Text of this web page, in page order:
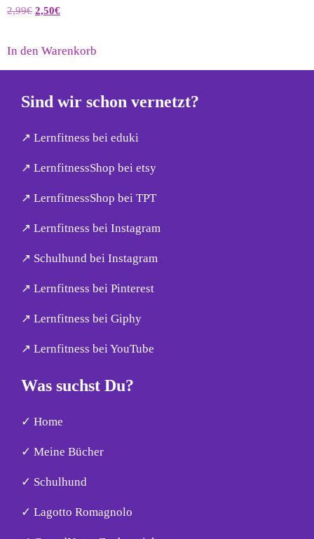
2,99€ 2,50€
In den Warenkorb
Sind wir schon vernetzt?
↗︎ Lernfitness bei eduki
↗︎ LernfitnessShop bei etsy
↗︎ LernfitnessShop bei TPT
↗︎ Lernfitness bei Instagram
↗︎ Schulhund bei Instagram
↗︎ Lernfitness bei Pinterest
↗︎ Lernfitness bei Giphy
↗︎ Lernfitness bei YouTube
Was suchst Du?
✓ Home
✓ Meine Bücher
✓ Schulhund
✓ Lagotto Romagnolo